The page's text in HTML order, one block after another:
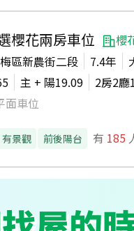
櫻花兩房車位
櫻
區新農街二段
7.4年
主 + 陽19.09 2房2廳
面車位
有景觀 前後陽台 有 185